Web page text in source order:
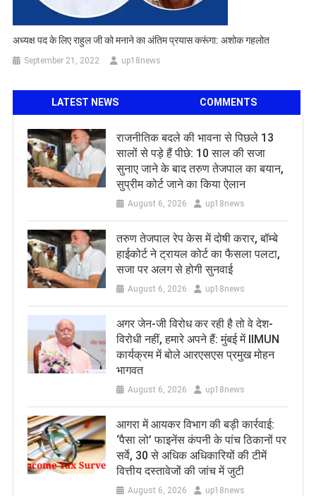
अध्यक्ष पद के लिए राहुल जी को मनाने का अंतिम प्रयास करूंगा: अशोक गहलोत
September 21, 2022 up18news
LATEST NEWS COMMENTS
राजनीतिक बदले की भावना से पिछले 13
सालों से पड़े हैं पीछे: 10 साल की सजा
सुनाए जाने के बाद तरुण तेजपाल का बयान,
सुप्रीम कोर्ट जाने का किया ऐलान
August 6, 2026 up18news
तरुण तेजपाल रेप केस में दोषी करार, बॉम्बे
हाईकोर्ट ने ट्रायल कोर्ट का फैसला पलटा,
सजा पर अलग से होगी सुनवाई
August 6, 2026 up18news
अगर जेन-जी विरोध कर रही है तो वे देश-
विरोधी नहीं, हमारे अपने हैं: मुंबई में IIMUN
कार्यक्रम में बोले आरएसएस प्रमुख मोहन
भागवत
August 6, 2026 up18news
आगरा में आयकर विभाग की बड़ी कार्रवाई:
‘पैसा लो’ फाइनेंस कंपनी के पांच ठिकानों पर
सर्वे, 30 से अधिक अधिकारियों की टीमें
वित्तीय दस्तावेजों की जांच में जुटी
August 6, 2026 up18news